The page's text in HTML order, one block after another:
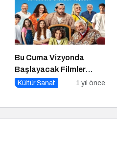
Bu Cuma Vizyonda
Başlayacak Filmler
Açıklandı
Kültür Sanat 1 yıl önce